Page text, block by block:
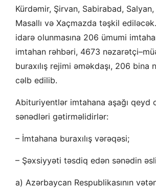
Kürdəmir, Şirvan, Sabirabad,
Masallı və Xaçmazda təşkil
idarə olunmasına 206 ümumi
imtahan rəhbəri, 4673
buraxılış rejimi əməkdaşı, 206 bina
cəlb edilib.
Abituriyentlər imtahana aşağı qeyd
sənədləri gətirməlidirlər:
– İmtahana buraxılış vərəqəsi;
– Şəxsiyyəti təsdiq edən sənədin
a) Azərbaycan Respublikasının